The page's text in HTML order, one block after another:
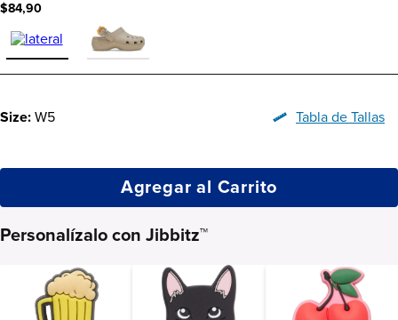
$84,90
Size: W5 Tabla de Tallas
Agregar al Carrito
Personalízalo con Jibbitz™